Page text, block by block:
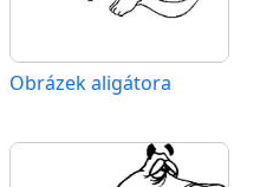
Obrázek aligátora